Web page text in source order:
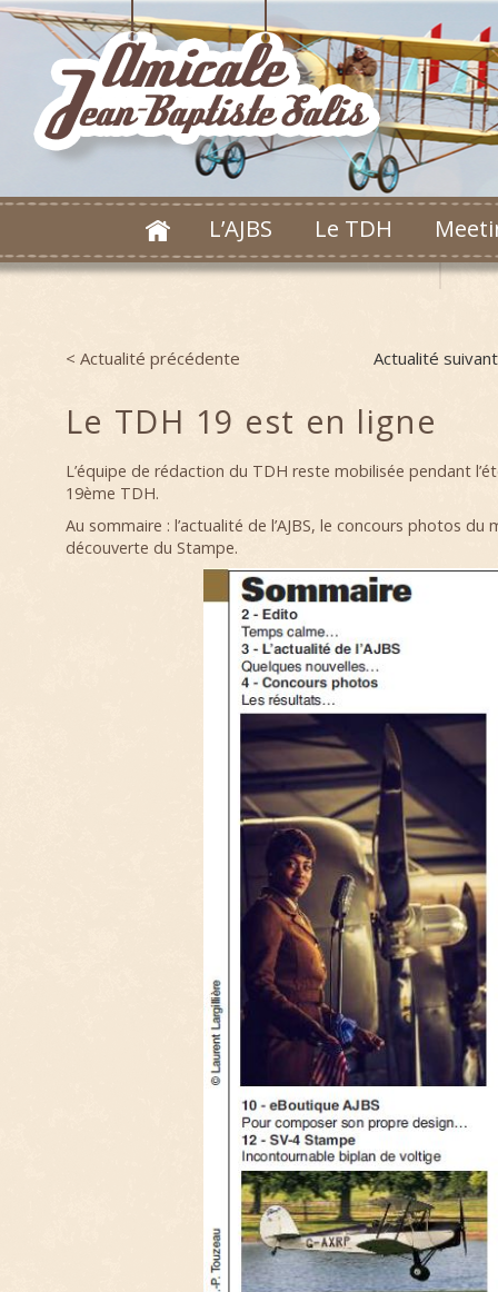
L’AJBS Le TDH
Post navigation
Actualité
< Actualité précédente
Le TDH 19 est en ligne
L’équipe de rédaction du TDH reste mobilisée pendant
19ème TDH.
Au sommaire : l’actualité de l’AJBS, le concours photos du
découverte du Stampe.